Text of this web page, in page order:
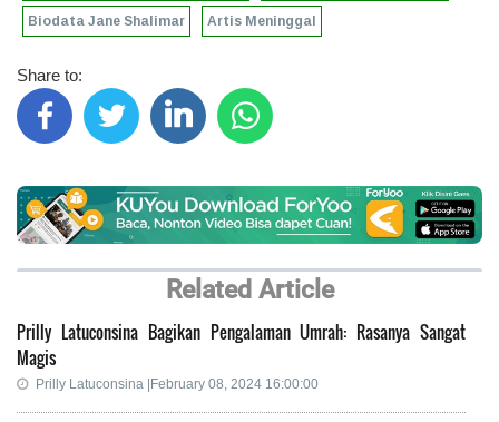
Biodata Jane Shalimar Artis Meninggal
Share to:
Related Article
Prilly Latuconsina Bagikan Pengalaman Umrah: Rasanya Sangat
Magis
Prilly Latuconsina |February 08, 2024 16:00:00